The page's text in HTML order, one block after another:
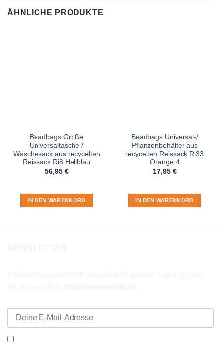
ÄHNLICHE PRODUKTE
Beadbags Große
Universaltasche /
Wäschesack aus recycelten
Reissack Ri8 Hellblau
56,95 €
IN DEN WARENKORB
Beadbags Universal-/
Pflanzenbehälter aus
recycelten Reissack Ri33
Orange 4
17,95 €
IN DEN WARENKORB